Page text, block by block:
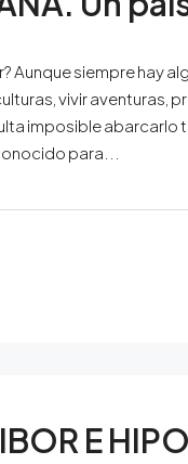
Aunque siempre
vivir aventuras,
imposible
para...
E